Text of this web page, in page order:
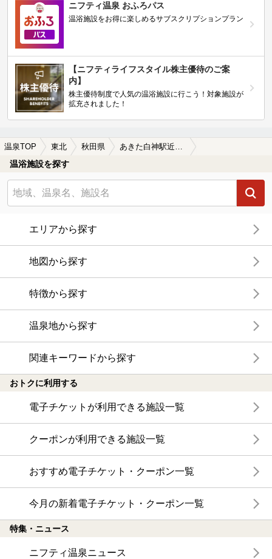
ニフティ温泉 おふろパス
温浴施設をお得に楽しめるサブスクリプションプラン
【ニフティライフスタイル株主優待のご案
内】
株主優待制度で人気の温浴施設に行こう！対象施設が
拡充されました！
温泉TOP 東北 秋田県 あきた白神駅近くの温泉、日帰り温泉、スーパー銭湯おすすめ
温浴施設を探す
エリアから探す
地図から探す
特徴から探す
温泉地から探す
関連キーワードから探す
おトクに利用する
電子チケットが利用できる施設一覧
クーポンが利用できる施設一覧
おすすめ電子チケット・クーポン一覧
今月の新着電子チケット・クーポン一覧
特集・ニュース
ニフティ温泉ニュース